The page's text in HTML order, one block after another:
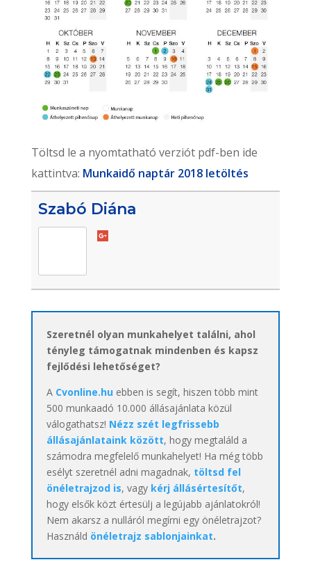
Töltsd le a nyomtatható verziót pdf-ben ide
kattintva: Munkaidő naptár 2018 letöltés
Szabó Diána
Szeretnél olyan munkahelyet találni, ahol
tényleg támogatnak mindenben és kapsz
fejlődési lehetőséget?
A Cvonline.huebben is segít, hiszen több mint
500 munkaadó 10.000 állásajánlata közül
válogathatsz! Nézz szét legfrissebb
állásajánlataink között, hogy megtaláld a
számodra megfelelő munkahelyet! Ha még több
esélyt szeretnél adni magadnak, töltsd fel
önéletrajzod is, vagy kérj állásértesítőt,
hogy elsők közt értesülj a legújabb ajánlatokról!
Nem akarsz a nulláról megírni egy önéletrajzot?
Használd önéletrajz sablonjainkat.